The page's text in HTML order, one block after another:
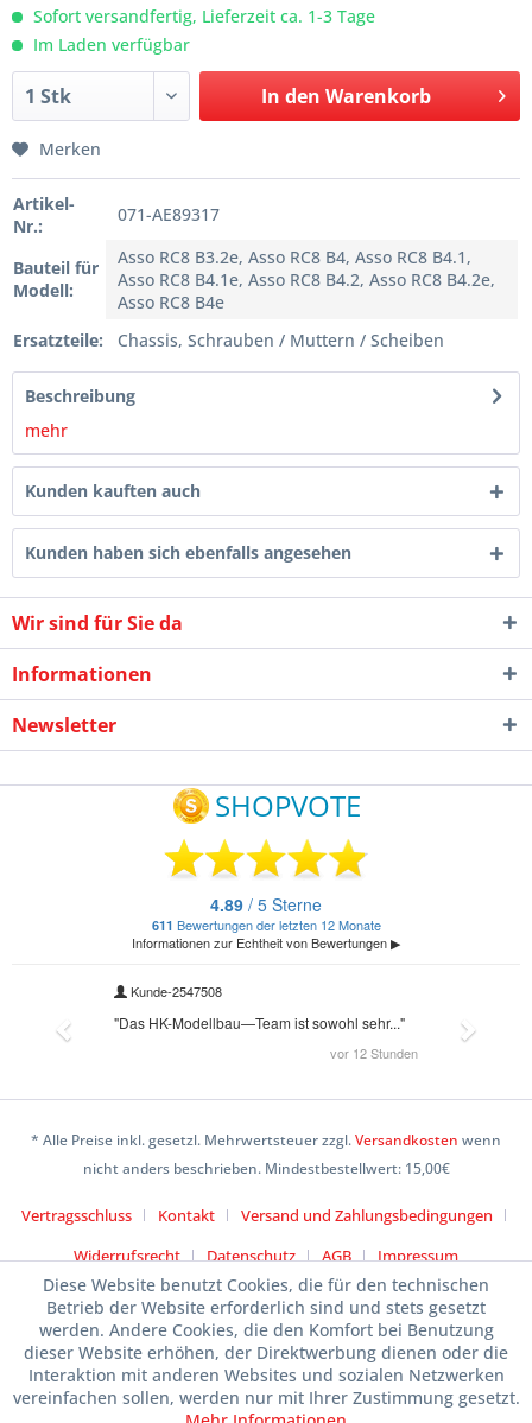
Sofort versandfertig, Lieferzeit ca. 1-3 Tage
Im Laden verfügbar
In den Warenkorb
Merken
Artikel-
Nr.:
071-AE89317
Bauteil für
Modell:
Asso RC8 B3.2e, Asso RC8 B4, Asso RC8 B4.1,
Asso RC8 B4.1e, Asso RC8 B4.2, Asso RC8 B4.2e,
Asso RC8 B4e
Ersatzteile:
Chassis, Schrauben / Muttern / Scheiben
Beschreibung
mehr
Kunden kauften auch
Kunden haben sich ebenfalls angesehen
Wir sind für Sie da
Informationen
Newsletter
* Alle Preise inkl. gesetzl. Mehrwertsteuer zzgl.Versandkosten wenn
nicht anders beschrieben. Mindestbestellwert: 15,00€
Vertragsschluss Kontakt
Versand und Zahlungsbedingungen
Widerrufsrecht
Datenschutz AGB Impressum
Diese Website benutzt Cookies, die für den technischen
Betrieb der Website erforderlich sind und stets gesetzt
werden. Andere Cookies, die den Komfort bei Benutzung
dieser Website erhöhen, der Direktwerbung dienen oder die
Interaktion mit anderen Websites und sozialen Netzwerken
vereinfachen sollen, werden nur mit Ihrer Zustimmung gesetzt.